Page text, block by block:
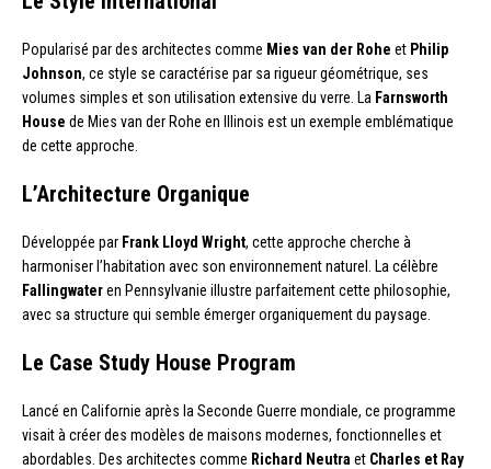
Popularisé par des architectes comme Mies van der Rohe et Philip
Johnson, ce style se caractérise par sa rigueur géométrique, ses
volumes simples et son utilisation extensive du verre. La Farnsworth
House de Mies van der Rohe en Illinois est un exemple emblématique
de cette approche.
L’Architecture Organique
Développée par Frank Lloyd Wright, cette approche cherche à
harmoniser l’habitation avec son environnement naturel. La célèbre
Fallingwateren Pennsylvanie illustre parfaitement cette philosophie,
avec sa structure qui semble émerger organiquement du paysage.
Le Case Study House Program
Lancé en Californie après la Seconde Guerre mondiale, ce programme
visait à créer des modèles de maisons modernes, fonctionnelles et
abordables. Des architectes comme Richard Neutra et Charles et Ray